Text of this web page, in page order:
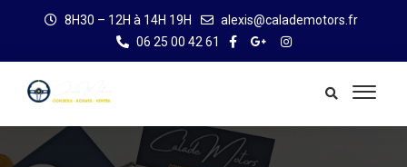
8H30 – 12H à 14H 19H
alexis@calademotors.fr
06 25 00 42 61